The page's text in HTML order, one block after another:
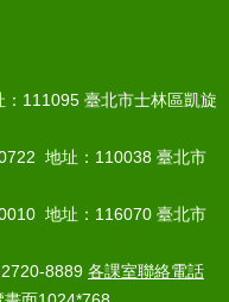
111095 臺北市士林區凱旋
地址：110038 臺北市
地址：116070 臺北市
8889 各課室聯絡電話